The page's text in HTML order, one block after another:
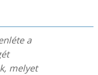
a
melyet